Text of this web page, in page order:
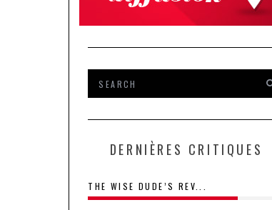
DERNIÈRES CRITIQUES
THE WISE DUDE’S REV...